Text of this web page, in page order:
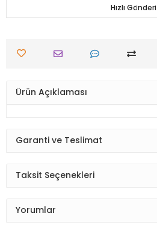
Hızlı Gönderi
Ürün Açıklaması
Garanti ve Teslimat
Taksit Seçenekleri
Yorumlar